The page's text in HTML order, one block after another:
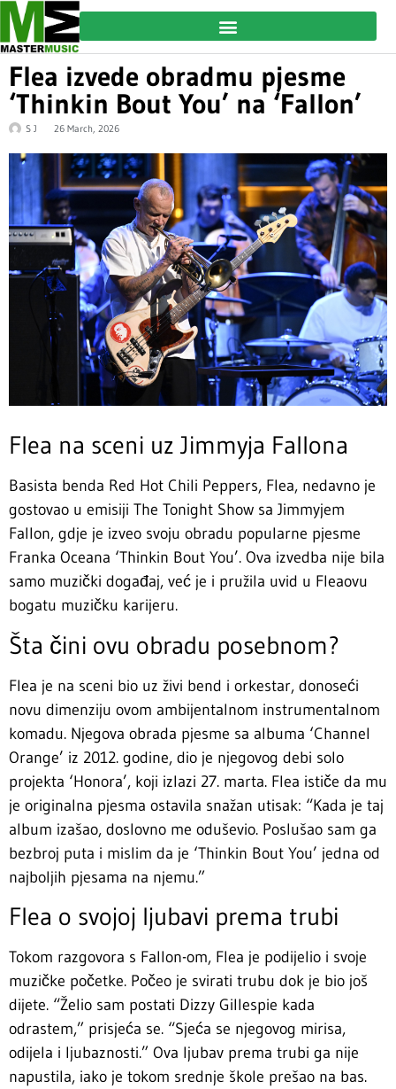
Flea izvede obradmu pjesme
‘Thinkin Bout You’ na ‘Fallon’
S J 26 March, 2026
Flea na sceni uz Jimmyja Fallona
Basista benda Red Hot Chili Peppers, Flea, nedavno je
gostovao u emisiji The Tonight Show sa Jimmyjem
Fallon, gdje je izveo svoju obradu popularne pjesme
Franka Oceana ‘Thinkin Bout You’. Ova izvedba nije bila
samo muzički događaj, već je i pružila uvid u Fleaovu
bogatu muzičku karijeru.
Šta čini ovu obradu posebnom?
Flea je na sceni bio uz živi bend i orkestar, donoseći
novu dimenziju ovom ambijentalnom instrumentalnom
komadu. Njegova obrada pjesme sa albuma ‘Channel
Orange’ iz 2012. godine, dio je njegovog debi solo
projekta ‘Honora’, koji izlazi 27. marta. Flea ističe da mu
je originalna pjesma ostavila snažan utisak: “Kada je taj
album izašao, doslovno me oduševio. Poslušao sam ga
bezbroj puta i mislim da je ‘Thinkin Bout You’ jedna od
najboljih pjesama na njemu.”
Flea o svojoj ljubavi prema trubi
Tokom razgovora s Fallon-om, Flea je podijelio i svoje
muzičke početke. Počeo je svirati trubu dok je bio još
dijete. “Želio sam postati Dizzy Gillespie kada
odrastem,” prisjeća se. “Sjeća se njegovog mirisa,
odijela i ljubaznosti.” Ova ljubav prema trubi ga nije
napustila, iako je tokom srednje škole prešao na bas.